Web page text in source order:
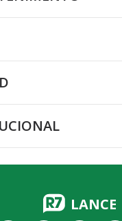
LANCE